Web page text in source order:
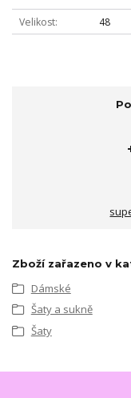
Velikost 48
Zboží zařazeno v
Dámské
Šaty a sukně
Šaty